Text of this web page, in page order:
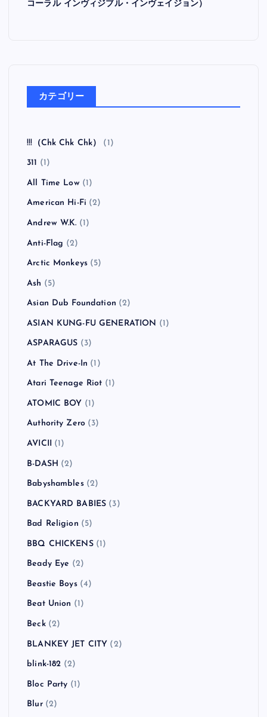
コーラル インヴィジブル・インヴェイジョン）
カテゴリー
!!!（Chk Chk Chk） (1)
311 (1)
All Time Low(1)
American Hi-Fi (2)
Andrew W.K. (1)
Anti-Flag (2)
Arctic Monkeys (5)
Ash (5)
Asian Dub Foundation (2)
ASIAN KUNG-FU GENERATION (1)
ASPARAGUS (3)
At The Drive-In (1)
Atari Teenage Riot (1)
ATOMIC BOY (1)
Authority Zero (3)
AVICII (1)
B-DASH (2)
Babyshambles(2)
BACKYARD BABIES (3)
Bad Religion (5)
BBQ CHICKENS(1)
Beady Eye (2)
Beastie Boys(4)
Beat Union (1)
Beck(2)
BLANKEY JET CITY (2)
blink-182 (2)
Bloc Party (1)
Blur(2)